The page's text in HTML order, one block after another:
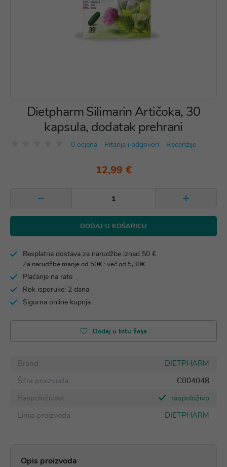
Dietpharm Silimarin Artičoka, 30
kapsula, dodatak prehrani
0 ocjena Pitanja i odgovori Recenzije
12,99 €
DODAJ U KOŠARICU
Besplatna dostava za narudžbe iznad 50 €
Za narudžbe manje od 50€ : već od 5,30€
Plaćanje na rate
Rok isporuke: 2 dana
Sigurna online kupnja
Dodaj u listu želja
Brand
DIETPHARM
Šifra proizvoda
C004048
Raspoloživost
raspoloživo
Linija proizvoda
DIETPHARM
Opis proizvoda